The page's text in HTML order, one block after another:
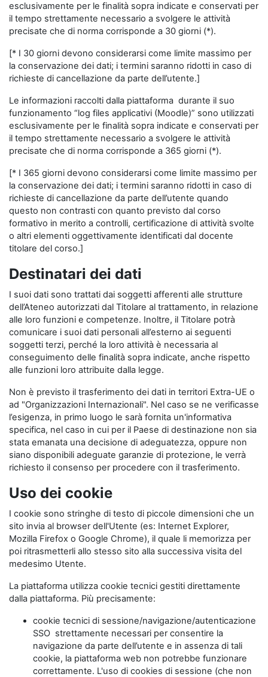
esclusivamente per le finalità sopra indicate e conservati per
il tempo strettamente necessario a svolgere le attività
precisate che di norma corrisponde a 30 giorni (*).
[* I 30 giorni devono considerarsi come limite massimo per
la conservazione dei dati; i termini saranno ridotti in caso di
richieste di cancellazione da parte dell’utente.]
Le informazioni raccolti dalla piattaforma durante il suo
funzionamento “log files applicativi (Moodle)” sono utilizzati
esclusivamente per le finalità sopra indicate e conservati per
il tempo strettamente necessario a svolgere le attività
precisate che di norma corrisponde a 365 giorni (*).
[* I 365 giorni devono considerarsi come limite massimo per
la conservazione dei dati; i termini saranno ridotti in caso di
richieste di cancellazione da parte dell’utente quando
questo non contrasti con quanto previsto dal corso
formativo in merito a controlli, certificazione di attività svolte
o altri elementi oggettivamente identificati dal docente
titolare del corso.]
Destinatari dei dati
I suoi dati sono trattati dai soggetti afferenti alle strutture
dell’Ateneo autorizzati dal Titolare al trattamento, in relazione
alle loro funzioni e competenze. Inoltre, il Titolare potrà
comunicare i suoi dati personali all’esterno ai seguenti
soggetti terzi, perché la loro attività è necessaria al
conseguimento delle finalità sopra indicate, anche rispetto
alle funzioni loro attribuite dalla legge.
Non è previsto il trasferimento dei dati in territori Extra-UE o
ad "Organizzazioni Internazionali". Nel caso se ne verificasse
l’esigenza, in primo luogo le sarà fornita un'informativa
specifica, nel caso in cui per il Paese di destinazione non sia
stata emanata una decisione di adeguatezza, oppure non
siano disponibili adeguate garanzie di protezione, le verrà
richiesto il consenso per procedere con il trasferimento.
Uso dei cookie
I cookie sono stringhe di testo di piccole dimensioni che un
sito invia al browser dell'Utente (es: Internet Explorer,
Mozilla Firefox o Google Chrome), il quale li memorizza per
poi ritrasmetterli allo stesso sito alla successiva visita del
medesimo Utente.
La piattaforma utilizza cookie tecnici gestiti direttamente
dalla piattaforma. Più precisamente:
cookie tecnici di sessione/navigazione/autenticazione
SSO strettamente necessari per consentire la
navigazione da parte dell’utente e in assenza di tali
cookie, la piattaforma web non potrebbe funzionare
correttamente. L'uso di cookies di sessione (che non